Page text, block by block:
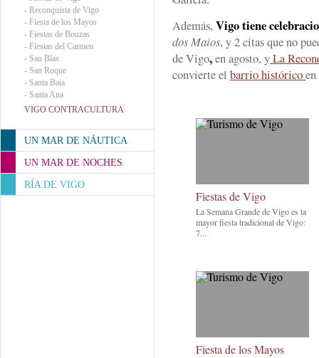
- Reconquista de Vigo
- Fiesta de los Mayos
- Fiestas de Bouzas
- Fiestas del Carmen
- San Blas
- San Roque
- Santa Baia
- Santa Ana
VIGO CONTRACULTURA
UN MAR DE NÁUTICA
UN MAR DE NOCHES
RÍA DE VIGO
Además, Vigo tiene
dos Maios, y 2 citas que no
de Vigo,en agosto, yLa
convierte el barrio histórico
Fiestas de Vigo
La Semana Grande de Vigo es la
mayor fiesta tradicional de Vigo:
7...
Fiesta de los Mayos